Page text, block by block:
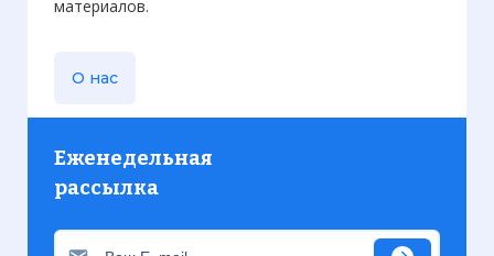
материалов.
О нас
Еженедельная
рассылка